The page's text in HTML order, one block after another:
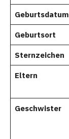
Geburtsdatum
Geburtsort
Sternzeichen
Eltern
Geschwister